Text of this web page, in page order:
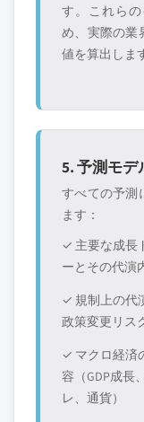
す。これら
め、実際の業
値を算出しま
5. 予測モデ
すべての予測
ます：
✓ 主要な成長
ーとその代演
✓ 規制上の代
政策変更リス
✓ マクロ経済
容（GDP成長
レ、通貨）